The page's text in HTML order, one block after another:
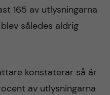
165 av utlysningarna
således aldrig
konstaterar så är
av utlysningarna